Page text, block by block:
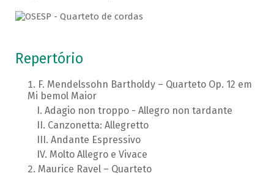
Repertório
F. Mendelssohn Bartholdy – Quarteto Op. 12 em
Mi bemol Maior
Adagio non troppo - Allegro non tardante
Canzonetta: Allegretto
Andante Espressivo
Molto Allegro e Vivace
Maurice Ravel – Quarteto